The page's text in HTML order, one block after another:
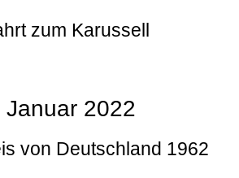
zum Karussell
Januar 2022
von Deutschland 1962